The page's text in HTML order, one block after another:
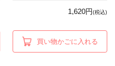
1,620円(税込)
買い物かごに入れる